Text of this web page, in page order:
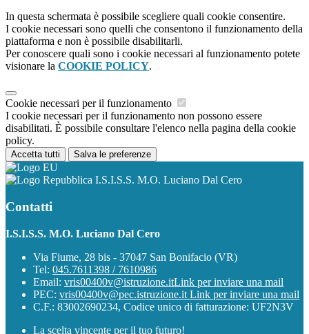
In questa schermata è possibile scegliere quali cookie consentire.
I cookie necessari sono quelli che consentono il funzionamento della
piattaforma e non è possibile disabilitarli.
Per conoscere quali sono i cookie necessari al funzionamento potete
visionare la COOKIE POLICY.
Cookie necessari per il funzionamento
I cookie necessari per il funzionamento non possono essere
disabilitati. È possibile consultare l'elenco nella pagina della cookie
policy.
Accetta tutti Salva le preferenze
I.S.I.S.S. M.O. Luciano Dal Cero
Contatti
I.S.I.S.S. M.O. Luciano Dal Cero
Via Fiume, 28 bis - 37047 San Bonifacio (VR)
Tel: 045.7611398 / 7610986
Email: vris00400v@istruzione.itLink per inviare una mail
PEC: vris00400v@pec.istruzione.it Link per inviare una mail
C.F.: 83002690234, Codice unico di fatturazione: UF2N3V
La scelta vincente per il tuo futuro!